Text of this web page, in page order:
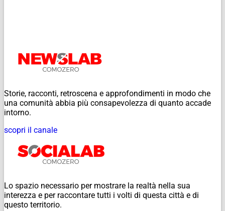
Storie, racconti, retroscena e approfondimenti in modo che
una comunità abbia più consapevolezza di quanto accade
intorno.
scopri il canale
Lo spazio necessario per mostrare la realtà nella sua
interezza e per raccontare tutti i volti di questa città e di
questo territorio.